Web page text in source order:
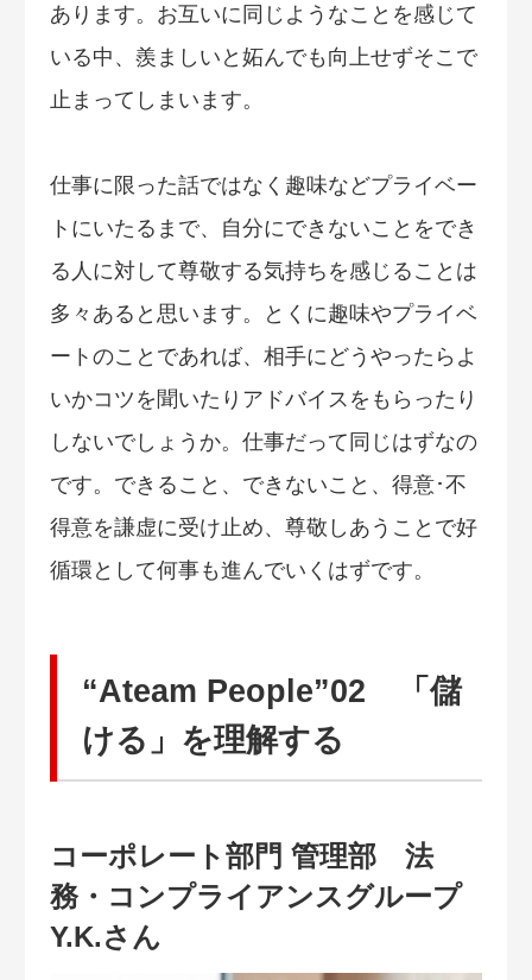
あります。お互いに同じようなことを感じて
いる中、羨ましいと妬んでも向上せずそこで
止まってしまいます。
仕事に限った話ではなく趣味などプライベー
トにいたるまで、自分にできないことをでき
る人に対して尊敬する気持ちを感じることは
多々あると思います。とくに趣味やプライベ
ートのことであれば、相手にどうやったらよ
いかコツを聞いたりアドバイスをもらったり
しないでしょうか。仕事だって同じはずなの
です。できること、できないこと、得意･不
得意を謙虚に受け止め、尊敬しあうことで好
循環として何事も進んでいくはずです。
“Ateam People”02 「儲
ける」を理解する
コーポレート部門 管理部 法
務・コンプライアンスグループ
Y.K.さん